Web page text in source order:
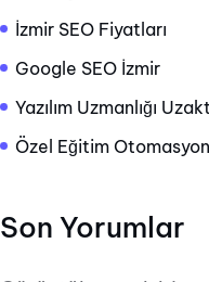
İzmir SEO Fiyatları
Google SEO İzmir
Yazılım Uzmanlığı
Özel Eğitim
Son Yorumlar